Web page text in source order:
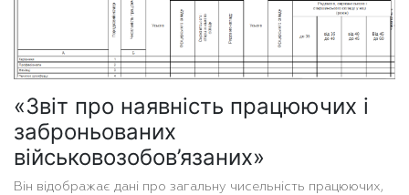
«Звіт про наявність працюючих і
заброньованих
військовозобов’язаних»
Він відображає дані про загальну чисельність працюючих,